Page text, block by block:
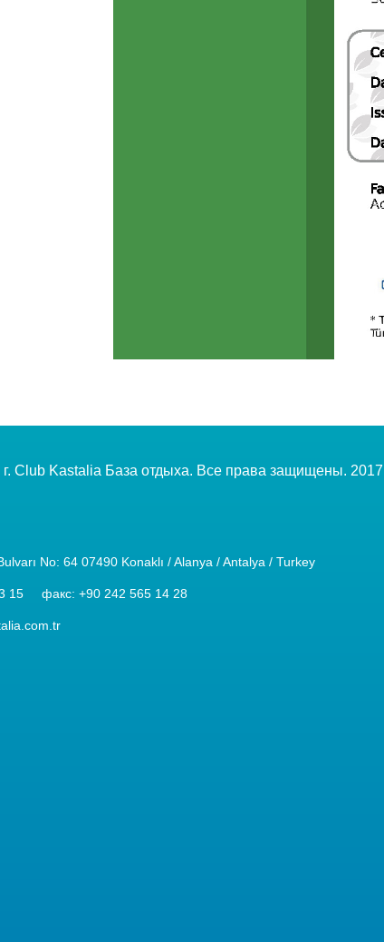
Club Kastalia База отдыха. Все права защищены. 2017
No: 64 07490 Konaklı / Alanya / Antalya / Turkey
15 факс: +90 242 565 14 28